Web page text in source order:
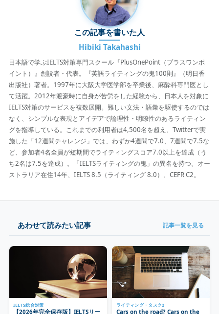
この記事を書いた人
Hibiki Takahashi
日本語で学ぶIELTS対策専門スクール『PlusOnePoint（プラスワンポ
イント）』創設者・代表。『英語ライティングの鬼100則』（明日香
出版社）著者。1997年に大阪大学医学部を卒業後、麻酔科専門医とし
て活躍。2012年渡豪時に自身が苦労をした経験から、日本人を対象に
IELTS対策のサービスを複数展開。難しい文法・語彙を駆使するのでは
なく、シンプルな表現とアイデアで論理性・明瞭性のあるライティン
グを指導している。これまでの利用者は4,500名を超え、Twitterで実
施した「12週間チャレンジ」では、わずか4週間で7.0、7週間で7.5な
ど、参加者4名全員が短期間でライティングスコア7.0以上を達成（う
ち2名は7.5を達成）。「IELTSライティングの鬼」の異名を持つ。オー
ストラリア在住14年、IELTS 8.5（ライティング 8.0）、CEFR C2。
あわせて読みたい記事 記事一覧を見る
IELTS総合対策
【2026年完全保存版】IELTSリー
ライティング・タスク2
Cars on the road? Cars on the